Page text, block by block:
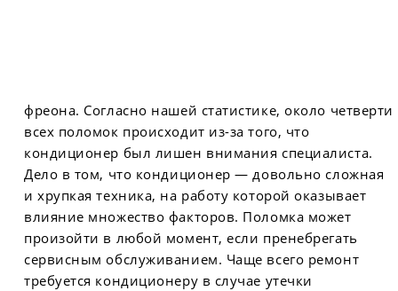
фреона. Согласно нашей статистике, около четверти
всех поломок происходит из-за того, что
кондиционер был лишен внимания специалиста.
Дело в том, что кондиционер — довольно сложная
и хрупкая техника, на работу которой оказывает
влияние множество факторов. Поломка может
произойти в любой момент, если пренебрегать
сервисным обслуживанием. Чаще всего ремонт
требуется кондиционеру в случае утечки